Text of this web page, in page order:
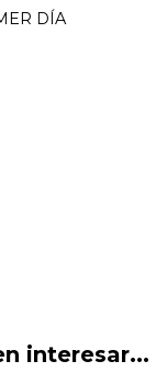
interesar...